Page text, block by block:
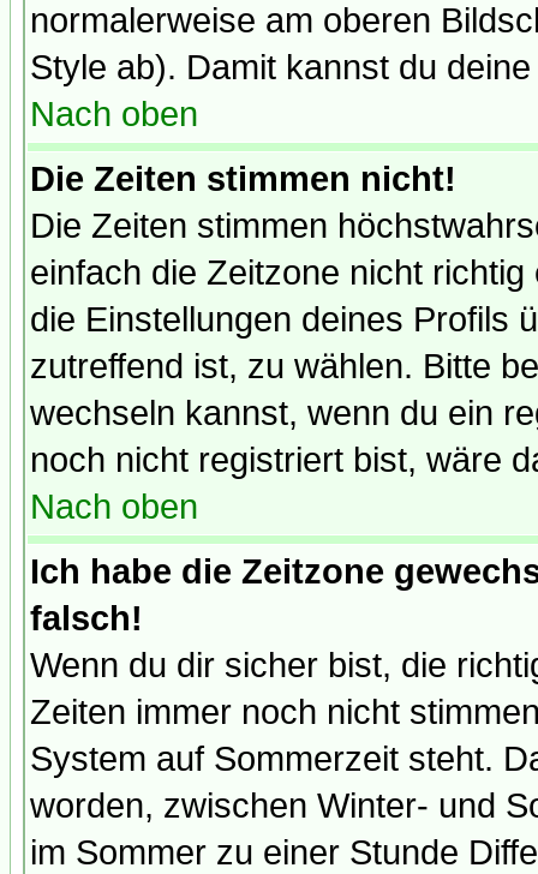
normalerweise am oberen
Style ab). Damit kannst du
Nach oben
Die Zeiten stimmen nicht!
Die Zeiten stimmen
einfach die Zeitzone nicht
die Einstellungen deines Profils
zutreffend ist, zu wählen. Bitte
wechseln kannst, wenn du ein
noch nicht registriert bist, wäre
Nach oben
Ich habe die Zeitzone
falsch!
Wenn du dir sicher bist, die
Zeiten immer noch nicht
System auf Sommerzeit steht.
worden, zwischen Winter- und
im Sommer zu einer Stunde